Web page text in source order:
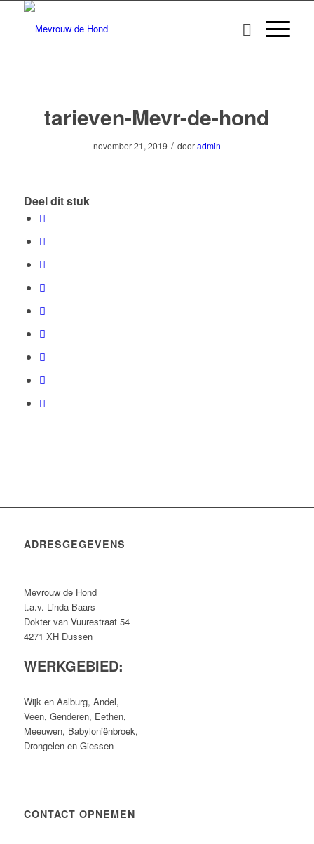
tarieven-Mevr-de-hond
november 21, 2019 / dooradmin
Deel dit stuk
ADRESGEGEVENS
Mevrouw de Hond
t.a.v. Linda Baars
Dokter van Vuurestraat 54
4271 XH Dussen
WERKGEBIED:
Wijk en Aalburg, Andel,
Veen, Genderen, Eethen,
Meeuwen, Babyloniënbroek,
Drongelen en Giessen
CONTACT OPNEMEN